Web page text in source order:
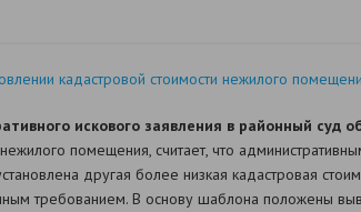
кадастровой стоимости нежилого
искового заявления в районный суд
помещения, считает, что
другая более низкая кадастровая
требованием. В основу шаблона положены